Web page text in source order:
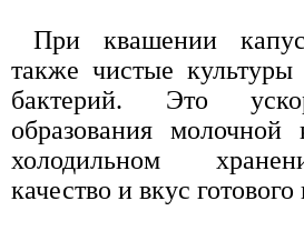
При квашении
также чистые
бактерий. Это
образования
холодильном
качество и вкус готового